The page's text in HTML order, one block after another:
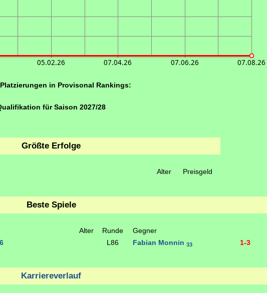
05.02.26 07.04.26 07.06.26 07.08.26
in Provisonal Rankings:
für Saison 2027/28
Größte Erfolge
Alter Preisgeld
Beste Spiele
Alter Runde
Gegner
L86 Fabian Monnin 33 1-3
Karriereverlauf